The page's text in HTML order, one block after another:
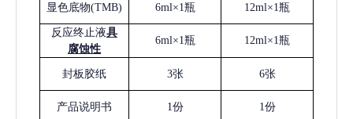
显色底物(TMB) 6ml×1瓶 12ml×1瓶
反应终止液具
腐蚀性
6ml×1瓶 12ml×1瓶
封板胶纸 3张 6张
产品说明书 1份 1份